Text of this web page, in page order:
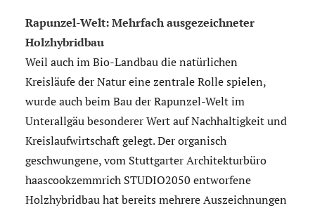
Rapunzel-Welt: Mehrfach ausgezeichneter
Holzhybridbau
Weil auch im Bio-Landbau die natürlichen
Kreisläufe der Natur eine zentrale Rolle spielen,
wurde auch beim Bau der Rapunzel-Welt im
Unterallgäu besonderer Wert auf Nachhaltigkeit und
Kreislaufwirtschaft gelegt. Der organisch
geschwungene, vom Stuttgarter Architekturbüro
haascookzemmrich STUDIO2050 entworfene
Holzhybridbau hat bereits mehrere Auszeichnungen